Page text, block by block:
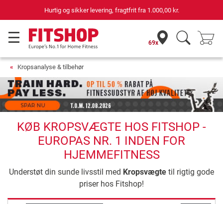
69 butikker med 75 egne servicemontører
69x
Kropsanalyse & tilbehør
KØB KROPSVÆGTE HOS FITSHOP -
EUROPAS NR. 1 INDEN FOR
HJEMMEFITNESS
Understøt din sunde livsstil med Kropsvægte til rigtig gode
priser hos Fitshop!